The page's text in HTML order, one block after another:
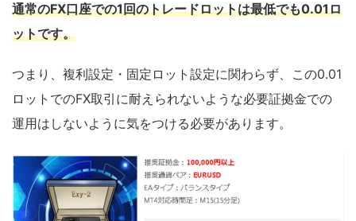
通常のFX口座での1回のトレードロットは最低でも0.01ロ
ットです。
つまり、複利設定・固定ロット設定に関わらず、この0.01
ロットでのFX取引に耐えられないような必要証拠金での
運用はしないように気をつける必要があります。